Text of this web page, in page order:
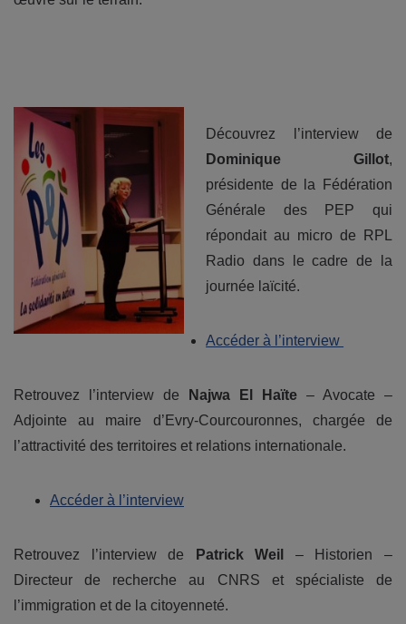
Découvrez l’interview de
Dominique Gillot,
présidente de la Fédération
Générale des PEP qui
répondait au micro de RPL
Radio dans le cadre de la
journée laïcité.
Accéder à l’interview
Retrouvez l’interview de Najwa El Haïte – Avocate –
Adjointe au maire d’Evry-Courcouronnes, chargée de
l’attractivité des territoires et relations internationale.
Accéder à l’interview
Retrouvez l’interview de Patrick Weil
– Historien –
Directeur de recherche au CNRS et spécialiste de
l’immigration et de la citoyenneté.